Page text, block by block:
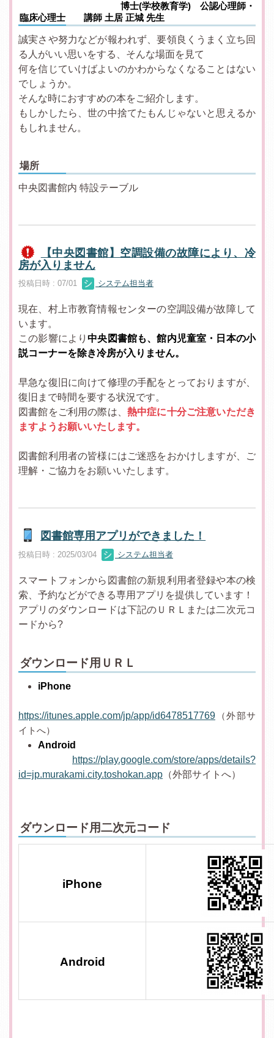
博士(学校教育学) 公認心理師・
臨床心理士 講師 土居 正城 先生
誠実さや努力などが報われず、要領良くうまく立ち回
る人がいい思いをする、そんな場面を見て
何を信じていけばよいのかわからなくなることはない
でしょうか。
そんな時におすすめの本をご紹介します。
もしかしたら、世の中捨てたもんじゃないと思えるか
もしれません。
場所
中央図書館内 特設テーブル
【中央図書館】空調設備の故障により、冷
房が入りません
投稿日時 : 07/01 システム担当者
現在、村上市教育情報センターの空調設備が故障して
います。
この影響により中央図書館も、館内児童室・日本の小
説コーナーを除き冷房が入りません。
早急な復旧に向けて修理の手配をとっておりますが、
復旧まで時間を要する状況です。
図書館をご利用の際は、 熱中症に十分ご注意いただき
ますようお願いいたします。
図書館利用者の皆様にはご迷惑をおかけしますが、ご
理解・ご協力をお願いいたします。
図書館専用アプリができました！
投稿日時 : 2025/03/04 システム担当者
スマートフォンから図書館の新規利用者登録や本の検
索、予約などができる専用アプリを提供しています！
アプリのダウンロードは下記のＵＲＬまたは二次元コ
ードから?
ダウンロード用ＵＲＬ
iPhone
https://itunes.apple.com/jp/app/id6478517769 （外部サ
イトへ）
Android
https://play.google.com/store/apps/details?
id=jp.murakami.city.toshokan.app （外部サイトへ）
ダウンロード用二次元コード
iPhone
Android